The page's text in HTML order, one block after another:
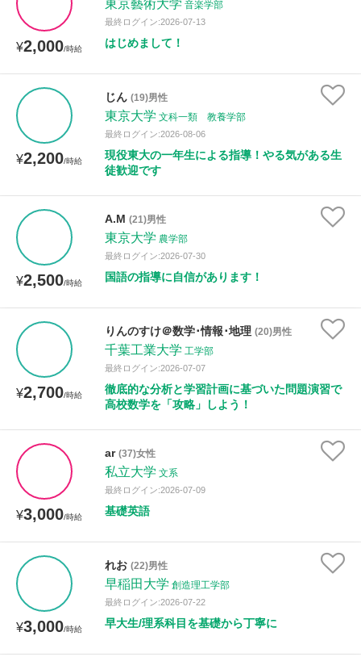
¥2,000/時給
東京藝術大学 音楽学部
最終ログイン:2026-07-13
はじめまして！
¥2,200/時給
じん (19)男性
東京大学 文科一類 教養学部
最終ログイン:2026-08-06
現役東大の一年生による指導！やる気がある生
徒歓迎です
¥2,500/時給
A.M (21)男性
東京大学 農学部
最終ログイン:2026-07-30
国語の指導に自信があります！
¥2,700/時給
りんのすけ＠数学･情報･地理 (20)男性
千葉工業大学 工学部
最終ログイン:2026-07-07
徹底的な分析と学習計画に基づいた問題演習で
高校数学を「攻略」しよう！
¥3,000/時給
ar (37)女性
私立大学 文系
最終ログイン:2026-07-09
基礎英語
¥3,000/時給
れお (22)男性
早稲田大学 創造理工学部
最終ログイン:2026-07-22
早大生/理系科目を基礎から丁寧に